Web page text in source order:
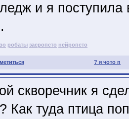
и я поступила
робаты засропсто нейропсто
? я чото п
скворечник я
Как туда птица